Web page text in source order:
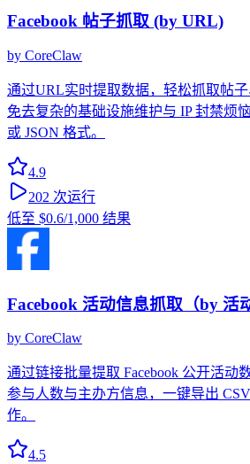
Facebook 帖子抓取 (by URL)
by CoreClaw
通过URL实时提取数据，轻松抓取帖子
免去复杂的基础设施维护与 IP 封禁烦
或 JSON 格式。
4.9
202 次运行
低至 $0.6/1,000 结果
Facebook 活动信息抓取（by 活
by CoreClaw
通过链接批量提取 Facebook 公开活动
参与人数与主办方信息，一键导出
作。
4.5